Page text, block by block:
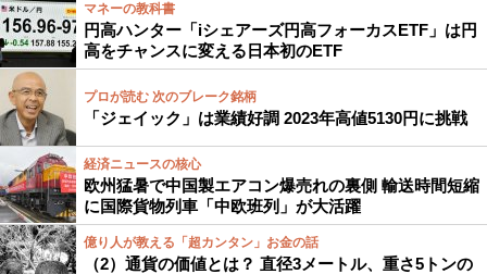
マネーの教科書
円高ハンター「iシェアーズ円高フォーカスETF」は円
高をチャンスに変える日本初のETF
プロが読む 次のブレーク銘柄
「ジェイック」は業績好調 2023年高値5130円に挑戦
経済ニュースの核心
欧州猛暑で中国製エアコン爆売れの裏側 輸送時間短縮
に国際貨物列車「中欧班列」が大活躍
億り人が教える「超カンタン」お金の話
（2）通貨の価値とは？ 直径3メートル、重さ5トンの